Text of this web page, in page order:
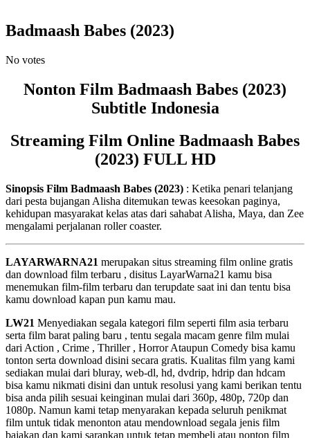
Badmaash Babes (2023)
No votes
Nonton Film Badmaash Babes (2023)
Subtitle Indonesia
Streaming Film Online Badmaash Babes
(2023) FULL HD
Sinopsis Film Badmaash Babes (2023) : Ketika penari telanjang
dari pesta bujangan Alisha ditemukan tewas keesokan paginya,
kehidupan masyarakat kelas atas dari sahabat Alisha, Maya, dan Zee
mengalami perjalanan roller coaster.
LAYARWARNA21 merupakan situs streaming film online gratis
dan download film terbaru , disitus LayarWarna21 kamu bisa
menemukan film-film terbaru dan terupdate saat ini dan tentu bisa
kamu download kapan pun kamu mau.
LW21 Menyediakan segala kategori film seperti film asia terbaru
serta film barat paling baru , tentu segala macam genre film mulai
dari Action , Crime , Thriller , Horror Ataupun Comedy bisa kamu
tonton serta download disini secara gratis. Kualitas film yang kami
sediakan mulai dari bluray, web-dl, hd, dvdrip, hdrip dan hdcam
bisa kamu nikmati disini dan untuk resolusi yang kami berikan tentu
bisa anda pilih sesuai keinginan mulai dari 360p, 480p, 720p dan
1080p. Namun kami tetap menyarakan kepada seluruh penikmat
film untuk tidak menonton atau mendownload segala jenis film
bajakan dan kami sarankan untuk tetap membeli atau nonton film